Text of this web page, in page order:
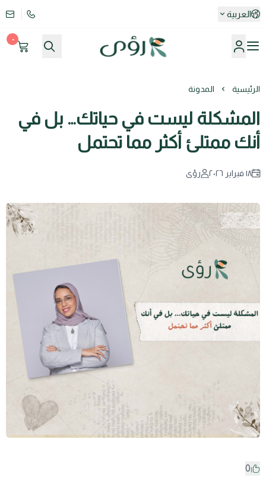
العربية
كوتش رؤى أبوبكر باعظيم
٠
الرئيسية المدونة
المشكلة ليست في حياتك… بل في
أنك ممتلئ أكثر مما تحتمل
١٨ فبراير ٢٠٢٦ رؤى
0